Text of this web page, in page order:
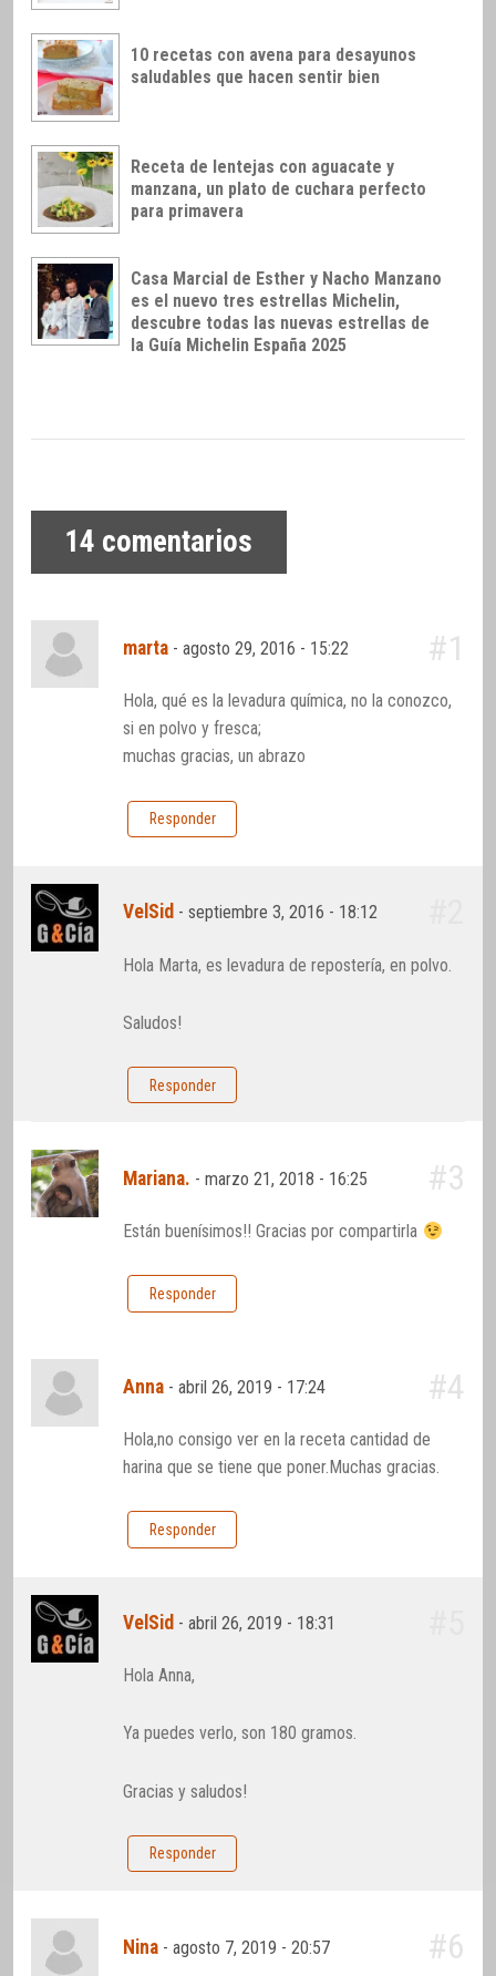
10 recetas con avena para desayunos
saludables que hacen sentir bien
Receta de lentejas con aguacate y
manzana, un plato de cuchara perfecto
para primavera
Casa Marcial de Esther y Nacho Manzano
es el nuevo tres estrellas Michelin,
descubre todas las nuevas estrellas de
la Guía Michelin España 2025
14 comentarios
marta -agosto 29, 2016 - 15:22 #1
Hola, qué es la levadura química, no la conozco,
si en polvo y fresca;
muchas gracias, un abrazo
Responder
VelSid -septiembre 3, 2016 - 18:12
Hola Marta, es levadura de repostería, en polvo.
Saludos!
Responder
Mariana. -marzo 21, 2018 - 16:25 #3
Están buenísimos!! Gracias por compartirla
Responder
Anna -abril 26, 2019 - 17:24 #4
Hola,no consigo ver en la receta cantidad de
harina que se tiene que poner.Muchas gracias.
Responder
VelSid -abril 26, 2019 - 18:31
Hola Anna,
Ya puedes verlo, son 180 gramos.
Gracias y saludos!
Responder
Nina -agosto 7, 2019 - 20:57 #6